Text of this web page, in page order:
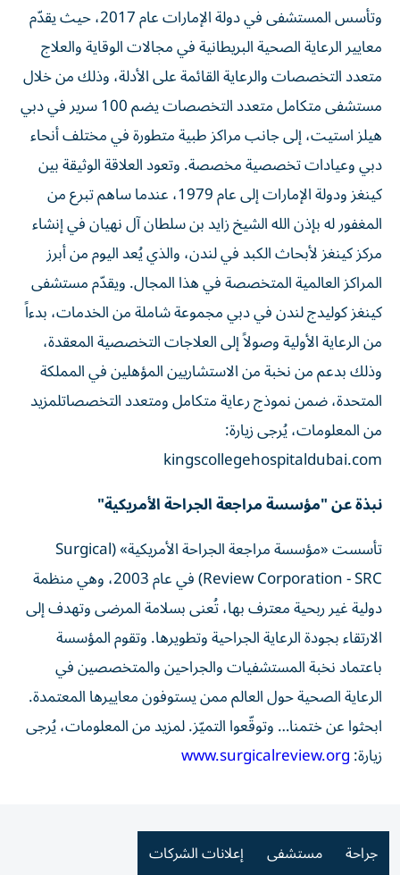
وتأسس المستشفى في دولة الإمارات عام 2017، حيث يقدّم
معايير الرعاية الصحية البريطانية في مجالات الوقاية والعلاج
متعدد التخصصات والرعاية القائمة على الأدلة، وذلك من خلال
مستشفى متكامل متعدد التخصصات يضم 100 سرير في دبي
هيلز استيت، إلى جانب مراكز طبية متطورة في مختلف أنحاء
دبي وعيادات تخصصية مخصصة. وتعود العلاقة الوثيقة بين
كينغز ودولة الإمارات إلى عام 1979، عندما ساهم تبرع من
المغفور له بإذن الله الشيخ زايد بن سلطان آل نهيان في إنشاء
مركز كينغز لأبحاث الكبد في لندن، والذي يُعد اليوم من أبرز
المراكز العالمية المتخصصة في هذا المجال. ويقدّم مستشفى
كينغز كوليدج لندن في دبي مجموعة شاملة من الخدمات، بدءاً
من الرعاية الأولية وصولاً إلى العلاجات التخصصية المعقدة،
وذلك بدعم من نخبة من الاستشاريين المؤهلين في المملكة
المتحدة، ضمن نموذج رعاية متكامل ومتعدد التخصصاتلمزيد
من المعلومات، يُرجى زيارة:
kingscollegehospitaldubai.com
نبذة عن "مؤسسة مراجعة الجراحة الأمريكية"
تأسست «مؤسسة مراجعة الجراحة الأمريكية» (Surgical
Review Corporation - SRC) في عام 2003، وهي منظمة
دولية غير ربحية معترف بها، تُعنى بسلامة المرضى وتهدف إلى
الارتقاء بجودة الرعاية الجراحية وتطويرها. وتقوم المؤسسة
باعتماد نخبة المستشفيات والجراحين والمتخصصين في
الرعاية الصحية حول العالم ممن يستوفون معاييرها المعتمدة.
ابحثوا عن ختمنا… وتوقّعوا التميّز. لمزيد من المعلومات، يُرجى
زيارة:www.surgicalreview.org
جراحة مستشفى إعلانات الشركات